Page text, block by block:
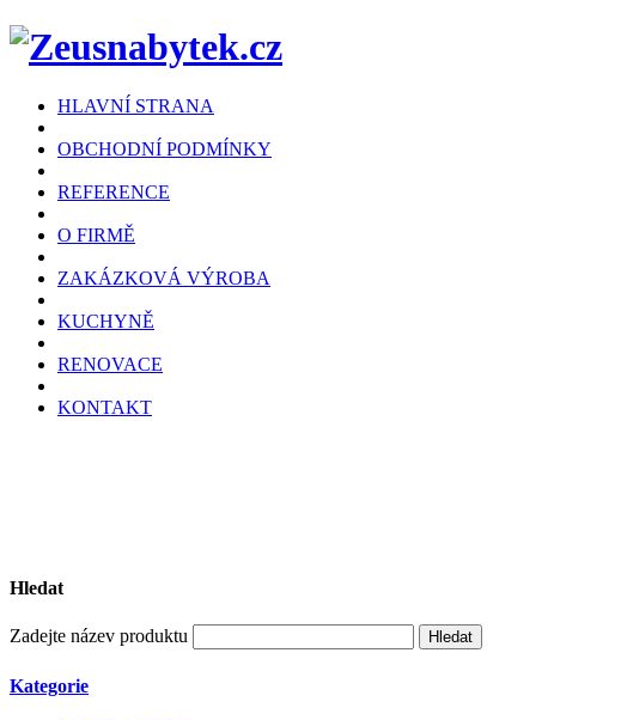
HLAVNÍ STRANA
OBCHODNÍ PODMÍNKY
REFERENCE
O FIRMĚ
ZAKÁZKOVÁ VÝROBA
KUCHYNĚ
RENOVACE
KONTAKT
Hledat
Zadejte název produktu
Kategorie